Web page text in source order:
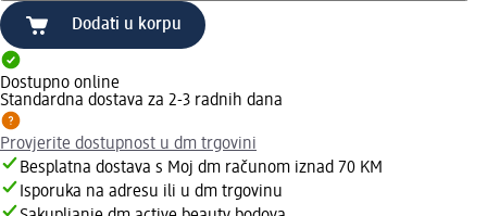
Dodati u korpu
Dostupno online
Standardna dostava za 2-3 radnih dana
Provjerite dostupnost u dm trgovini
Besplatna dostava s Moj dm računom iznad 70 KM
Isporuka na adresu ili u dm trgovinu